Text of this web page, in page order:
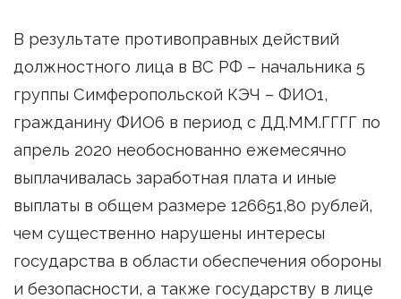
В результате противоправных действий
должностного лица в ВС РФ – начальника 5
группы Симферопольской КЭЧ – ФИО1,
гражданину ФИО6 в период с ДД.ММ.ГГГГ по
апрель 2020 необоснованно ежемесячно
выплачивалась заработная плата и иные
выплаты в общем размере 126651,80 рублей,
чем существенно нарушены интересы
государства в области обеспечения обороны
и безопасности, а также государству в лице